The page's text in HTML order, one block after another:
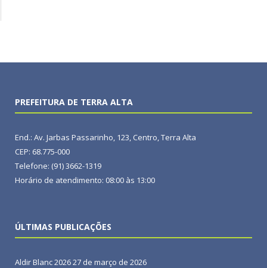
PREFEITURA DE TERRA ALTA
End.: Av. Jarbas Passarinho, 123, Centro, Terra Alta
CEP: 68.775-000
Telefone: (91) 3662-1319
Horário de atendimento: 08:00 às 13:00
ÚLTIMAS PUBLICAÇÕES
Aldir Blanc 202627 de março de 2026